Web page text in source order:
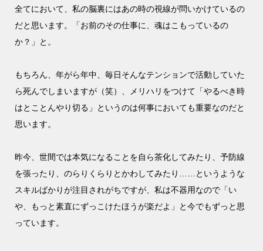
全てにおいて、私の脳裏にはあの時の視線が問いかけているの
だと思います。「お前のその仕事に、魂はこもっているの
か？」と。
もちろん、年がら年中、毎日そんなテンションで活動していた
ら死んでしまいますが（笑）、メリハリをつけて「やるべき時
はとことんやり切る」というのは何事においても重要なのだと
思います。
昨今、世間では本気になることを自ら茶化してみたり、予防線
を張ったり、のらりくらりとかわしてみたり……というような
スキルばかりが注目されがちですが、私は不器用なので「い
や、もっと素直にずっこけたほうが楽だよ」と今でもずっと思
っています。